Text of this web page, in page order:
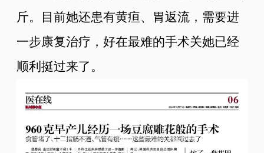
斤。目前她还患有黄疸、胃返流，需要进
一步康复治疗，好在最难的手术关她已经
顺利挺过来了。